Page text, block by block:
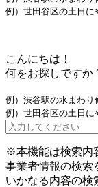
例）世田谷区の土日に
こんにちは！
何をお探しですか
例）渋谷駅の水まわり
例）世田谷区の土日に
※本機能は検索内
事業者情報の検索
いかなる内容の検